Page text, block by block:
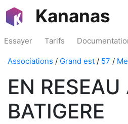
Kananas
Essayer Tarifs
Associations / Grand est / 57 /
EN RESEAU
BATIGERE